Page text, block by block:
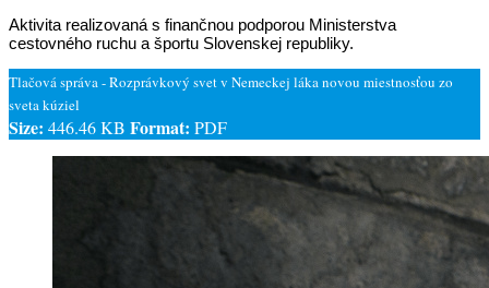
Aktivita realizovaná s finančnou podporou Ministerstva
cestovného ruchu a športu Slovenskej republiky.
Tlačová správa - Rozprávkový svet v Nemeckej láka novou miestnosťou zo
sveta kúziel
Size: 446.46 KB Format: PDF